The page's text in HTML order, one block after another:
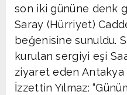
son iki gününe denk
Saray (Hürriyet)
beğenisine sunuldu.
kurulan sergiyi eşi
ziyaret eden Antakya
İzzettin Yılmaz: